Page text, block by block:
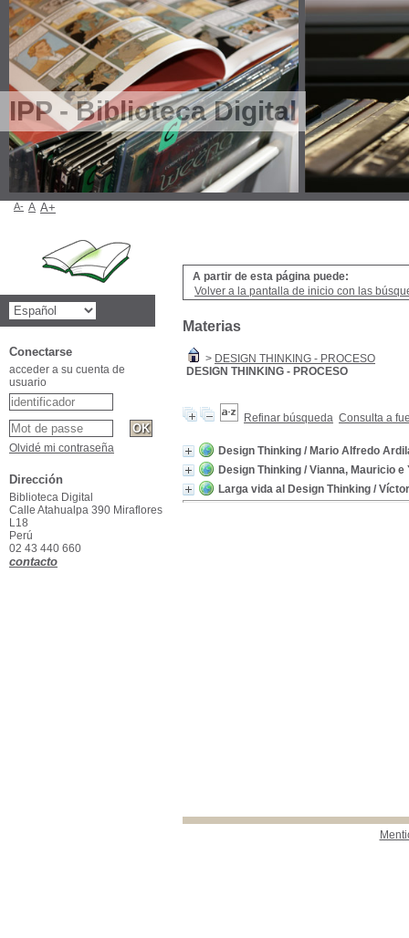
IPP - Biblioteca Digital
A partir de esta página puede:
Volver a la pantalla de inicio con las
Materias
> DESIGN THINKING - PROCESO
DESIGN THINKING - PROCESO
Refinar búsqueda Consulta a
Design Thinking / Mario Alfredo
Design Thinking / Vianna, Mauricio e
Larga vida al Design Thinking /
A- A A+
Conectarse
acceder a su cuenta de
usuario
Olvidé mi contraseña
Dirección
Biblioteca Digital
Calle Atahualpa 390 Miraflores
L18
Perú
02 43 440 660
contacto